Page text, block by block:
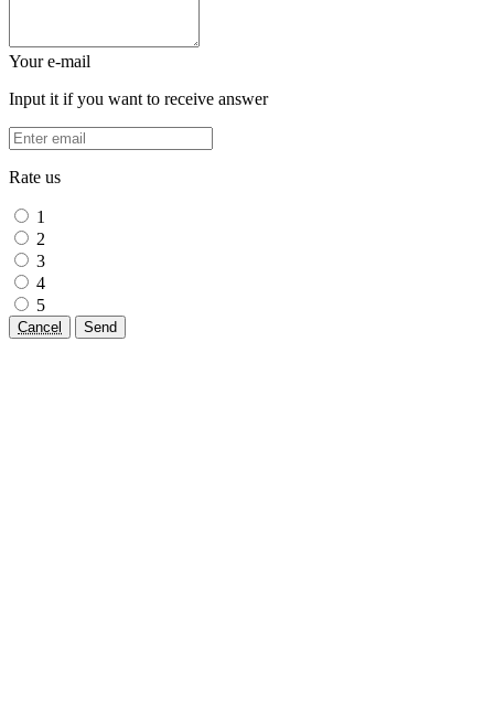
Your e-mail
Input it if you want to receive answer
Rate us
1
2
3
4
5
Cancel Send